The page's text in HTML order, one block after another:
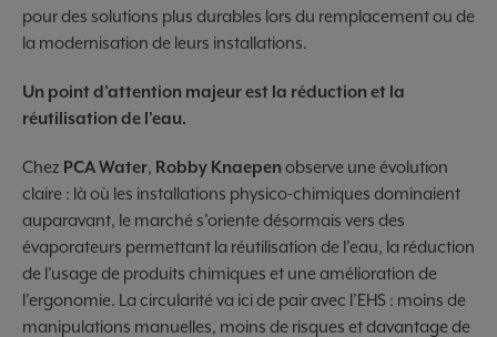
pour des solutions plus durables lors du remplacement ou de
la modernisation de leurs installations.
Un point d’attention majeur est la réduction et la
réutilisation de l’eau.
Chez PCA Water, Robby Knaepenobserve une évolution
claire : là où les installations physico-chimiques dominaient
auparavant, le marché s’oriente désormais vers des
évaporateurs permettant la réutilisation de l’eau, la réduction
de l’usage de produits chimiques et une amélioration de
l’ergonomie. La circularité va ici de pair avec l’EHS : moins de
manipulations manuelles, moins de risques et davantage de